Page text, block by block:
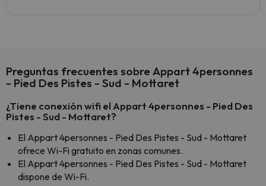
Preguntas frecuentes sobre Appart 4personnes
- Pied Des Pistes - Sud - Mottaret
¿Tiene conexión wifi el Appart 4personnes - Pied Des
Pistes - Sud - Mottaret?
El Appart 4personnes - Pied Des Pistes - Sud - Mottaret
ofrece Wi-Fi gratuito en zonas comunes.
El Appart 4personnes - Pied Des Pistes - Sud - Mottaret
dispone de Wi-Fi.